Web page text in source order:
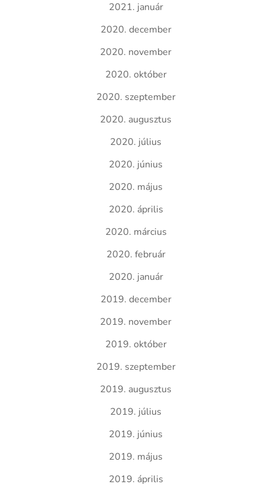
2021. január
2020. december
2020. november
2020. október
2020. szeptember
2020. augusztus
2020. július
2020. június
2020. május
2020. április
2020. március
2020. február
2020. január
2019. december
2019. november
2019. október
2019. szeptember
2019. augusztus
2019. július
2019. június
2019. május
2019. április